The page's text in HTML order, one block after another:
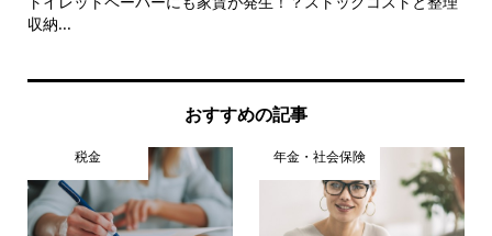
収納...
おすすめの記事
税金 年金・社会保険